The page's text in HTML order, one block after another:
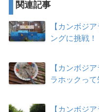
関連記事
【カンボジ
ングに挑戦！
【カンボジ
ラホックって
【カンボジ